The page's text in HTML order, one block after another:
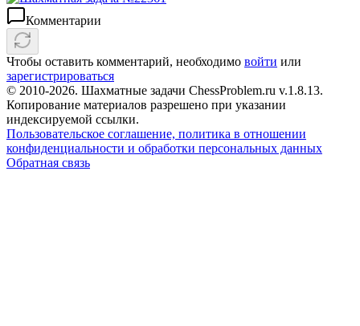
Комментарии
Чтобы оставить комментарий, необходимо войти или
зарегистрироваться
© 2010-2026. Шахматные задачи ChessProblem.ru v.1.8.13.
Копирование материалов разрешено при указании
индексируемой ссылки.
Пользовательское соглашение, политика в отношении
конфиденциальности и обработки персональных данных
Обратная связь